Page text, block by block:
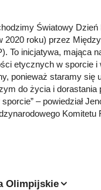
Światowy Dzień
2020 roku) przez
To inicjatywa, mająca
etycznych w sporcie i
ponieważ staramy się
do życia i dorastania
– powiedział
Komitetu
Olimpijskie